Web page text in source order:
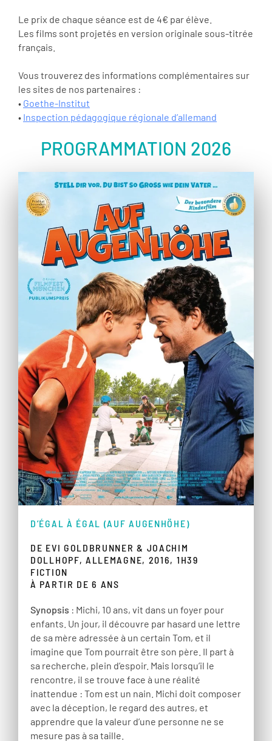
Le prix de chaque séance est de 4€ par élève.
Les films sont projetés en version originale sous-titrée
français.
Vous trouverez des informations complémentaires sur
les sites de nos partenaires :
• Goethe-Institut
• Inspection pédagogique régionale d’allemand
PROGRAMMATION 2026
D’ÉGAL À ÉGAL (AUF AUGENHÖHE)
DE EVI GOLDBRUNNER & JOACHIM
DOLLHOPF, ALLEMAGNE, 2016, 1H39
FICTION
À PARTIR DE 6 ANS
Synopsis : Michi, 10 ans, vit dans un foyer pour
enfants. Un jour, il découvre par hasard une lettre
de sa mère adressée à un certain Tom, et il
imagine que Tom pourrait être son père. Il part à
sa recherche, plein d’espoir. Mais lorsqu’il le
rencontre, il se trouve face à une réalité
inattendue : Tom est un nain. Michi doit composer
avec la déception, le regard des autres, et
apprendre que la valeur d’une personne ne se
mesure pas à sa taille.